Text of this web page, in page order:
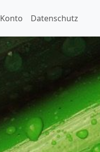
Konto Datenschutz